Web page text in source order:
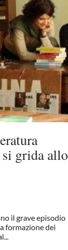
grida allo
il grave episodio
formazione dei